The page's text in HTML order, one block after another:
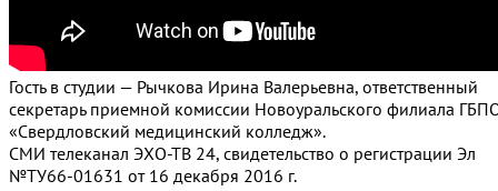
Гость в студии — Рычкова Ирина Валерьевна, ответственный
секретарь приемной комиссии Новоуральского филиала
«Свердловский медицинский колледж».
СМИ телеканал ЭХО-ТВ 24, свидетельство о регистрации Эл
№ТУ66-01631 от 16 декабря 2016 г.